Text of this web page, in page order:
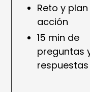
Reto y
acción
15 min de
preguntas
respuestas